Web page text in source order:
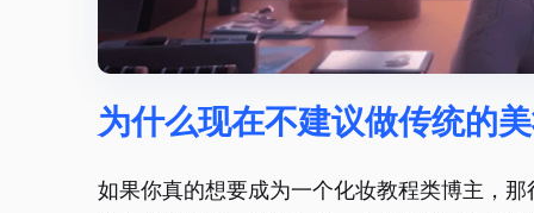
为什么现在不建议做传统的
如果你真的想要成为一个化妆教程类博主，